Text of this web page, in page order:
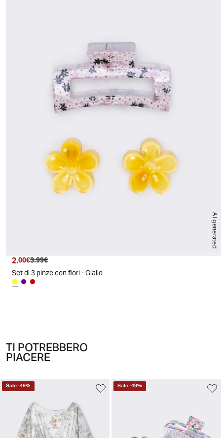
AI generated
Prezzo attuale
2.00€ Prezzo originale
3.99€
Set di 3 pinze con fiori - Giallo
TI POTREBBERO
PIACERE
Sale-49% Sale-49%